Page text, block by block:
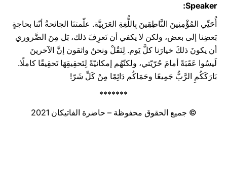
Speaker:
أُحَيِّي المُؤْمِنِينَ النَّاطِقِينَ بِاللُّغِةِ العَرَبِيَّة. علّمتنَا الجائحةُ أنّنا بحاجةٍ
بَعضِنا إلى بعض، ولكن لا يكفي أن نَعرِفَ ذلك، بَل مِنَ الضَّروري
أن يكونَ ذلكَ خيارَنا كلَّ يَوم. لِنَقُلْ ونحنُ واثقون إنَّ الآخرينَ
لَيسُوا عَقَبَةً أمامَ حُرّيّتي، ولكنّهُم إمكانيّةً لِتَحقِيقِهَا تَحقِيقًا كاملًا.
بَارَكَكُمِ الرَّبُّ جَمِيعًا وحَمَاكُم دَائِمًا مِنْ كَلِّ شَرّ!
*******
© جميع الحقوق محفوظة – حاضرة الفاتيكان 2021